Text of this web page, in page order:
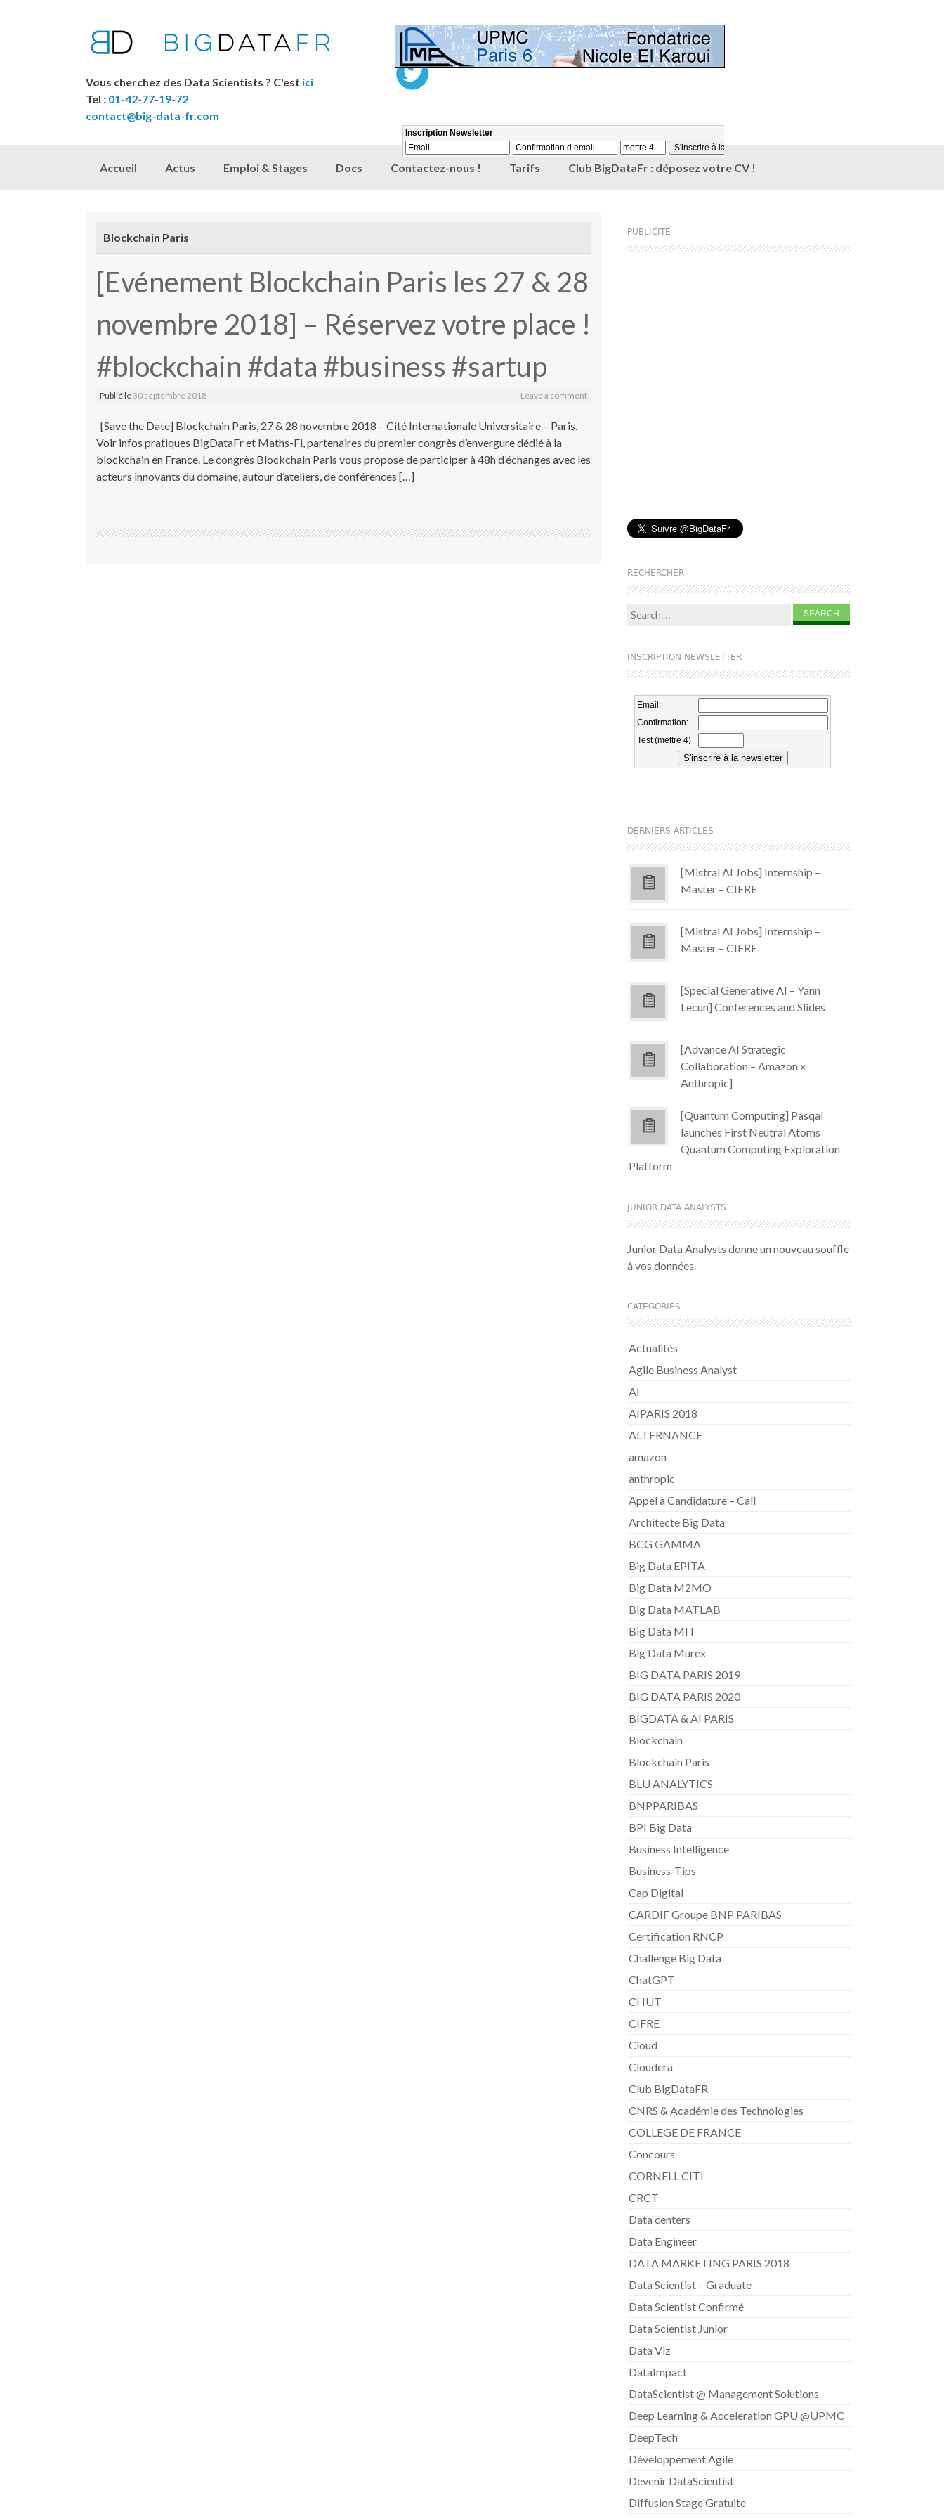
Vous cherchez des Data Scientists ? C'est ici
Tel : 01-42-77-19-72
contact@big-data-fr.com
Skip to content
Accueil Actus Emploi & Stages Docs Contactez-nous ! Tarifs Club BigDataFr : déposez votre CV !
Blockchain Paris
[Evénement Blockchain Paris les 27 & 28
novembre 2018] – Réservez votre place !
#blockchain #data #business #sartup
Publié le30 septembre 2018 Leave a comment
[Save the Date] Blockchain Paris, 27 & 28 novembre 2018 – Cité Internationale Universitaire – Paris.
Voir infos pratiques BigDataFr et Maths-Fi, partenaires du premier congrès d’envergure dédié à la
blockchain en France. Le congrès Blockchain Paris vous propose de participer à 48h d’échanges avec les
acteurs innovants du domaine, autour d’ateliers, de conférences […]
PUBLICITÉ
RECHERCHER
Search for:
INSCRIPTION NEWSLETTER
DERNIERS ARTICLES
[Mistral AI Jobs] Internship –
Master – CIFRE
[Mistral AI Jobs] Internship –
Master – CIFRE
[Special Generative AI – Yann
Lecun] Conferences and Slides
[Advance AI Strategic
Collaboration – Amazon x
Anthropic]
[Quantum Computing] Pasqal
launches First Neutral Atoms
Quantum Computing Exploration
Platform
JUNIOR DATA ANALYSTS
Junior Data Analysts donne un nouveau souffle
à vos données.
CATÉGORIES
Actualités
Agile Business Analyst
AI
AIPARIS 2018
ALTERNANCE
amazon
anthropic
Appel à Candidature – Call
Architecte Big Data
BCG GAMMA
Big Data EPITA
Big Data M2MO
Big Data MATLAB
Big Data MIT
Big Data Murex
BIG DATA PARIS 2019
BIG DATA PARIS 2020
BIGDATA & AI PARIS
Blockchain
Blockchain Paris
BLU ANALYTICS
BNPPARIBAS
BPI Big Data
Business Intelligence
Business-Tips
Cap Digital
CARDIF Groupe BNP PARIBAS
Certification RNCP
Challenge Big Data
ChatGPT
CHUT
CIFRE
Cloud
Cloudera
Club BigDataFR
CNRS & Académie des Technologies
COLLEGE DE FRANCE
Concours
CORNELL CITI
CRCT
Data centers
Data Engineer
DATA MARKETING PARIS 2018
Data Scientist – Graduate
Data Scientist Confirmé
Data Scientist Junior
Data Viz
DataImpact
DataScientist @ Management Solutions
Deep Learning & Acceleration GPU @UPMC
DeepTech
Développement Agile
Devenir DataScientist
Diffusion Stage Gratuite